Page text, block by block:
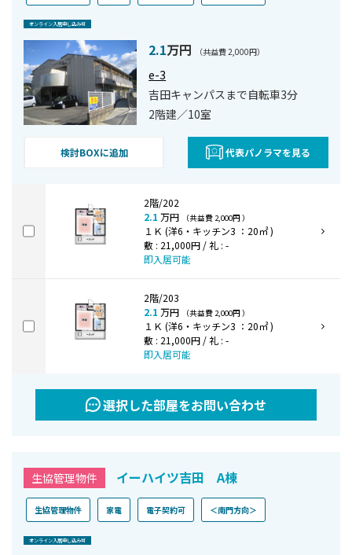
オンライン⼊居申し込み可
2.1万円 （共益費 2,000円）
e-3
吉田キャンパスまで自転車3分
2階建／10室
検討BOXに追加 代表パノラマを見る
2階/202
2.1万円 （共益費 2,000円 ）
１Ｋ (洋6・キッチン3 ：20㎡ )
敷 : 21,000円 / 礼 : -
即入居可能
2階/203
2.1万円 （共益費 2,000円 ）
１Ｋ (洋6・キッチン3 ：20㎡ )
敷 : 21,000円 / 礼 : -
即入居可能
選択した部屋をお問い合わせ
生協管理物件 イーハイツ吉田 A棟
生協管理物件 家電 電子契約可 ＜南門方向＞
オンライン⼊居申し込み可